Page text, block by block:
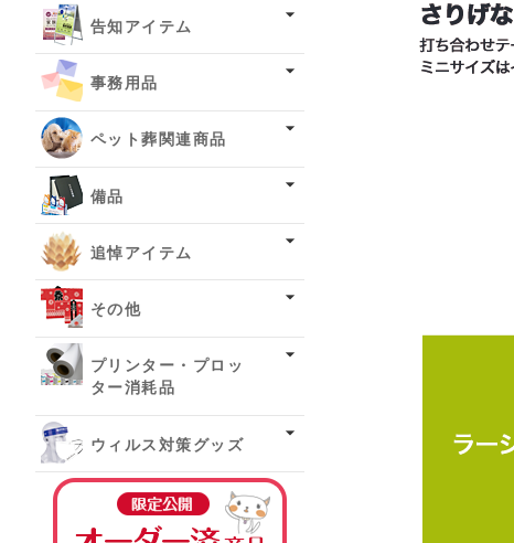
告知アイテム
事務用品
ペット葬関連商品
備品
追悼アイテム
その他
プリンター・プロッ
ター消耗品
ウィルス対策グッズ